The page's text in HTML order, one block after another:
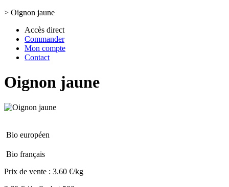
> Oignon jaune
Accès direct
Commander
Mon compte
Contact
Oignon jaune
Bio européen
Bio français
Prix de vente : 3.60 €/kg